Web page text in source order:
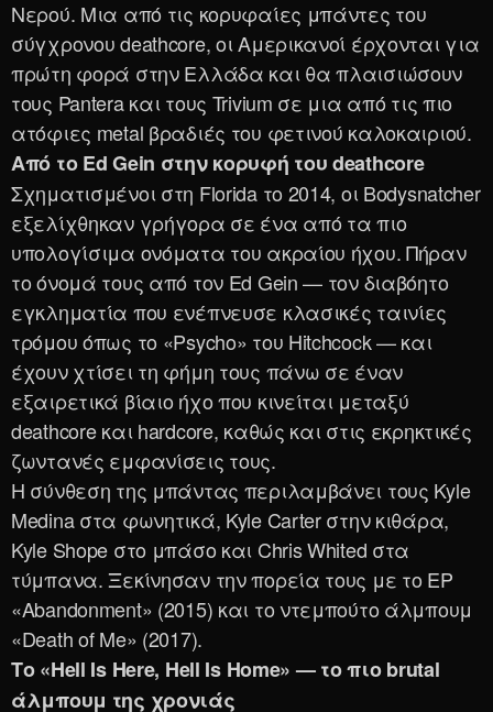
Νερού. Μια από τις κορυφαίες μπάντες του
σύγχρονου deathcore, οι Αμερικανοί έρχονται για
πρώτη φορά στην Ελλάδα και θα πλαισιώσουν
τους Pantera και τους Trivium σε μια από τις πιο
ατόφιες metal βραδιές του φετινού καλοκαιριού.
Από το Ed Gein στην κορυφή του deathcore
Σχηματισμένοι στη Florida το 2014, οι Bodysnatcher
εξελίχθηκαν γρήγορα σε ένα από τα πιο
υπολογίσιμα ονόματα του ακραίου ήχου. Πήραν
το όνομά τους από τον Ed Gein — τον διαβόητο
εγκληματία που ενέπνευσε κλασικές ταινίες
τρόμου όπως το «Psycho» του Hitchcock — και
έχουν χτίσει τη φήμη τους πάνω σε έναν
εξαιρετικά βίαιο ήχο που κινείται μεταξύ
deathcore και hardcore, καθώς και στις εκρηκτικές
ζωντανές εμφανίσεις τους.
Η σύνθεση της μπάντας περιλαμβάνει τους Kyle
Medina στα φωνητικά, Kyle Carter στην κιθάρα,
Kyle Shope στο μπάσο και Chris Whited στα
τύμπανα. Ξεκίνησαν την πορεία τους με το EP
«Abandonment» (2015) και το ντεμπούτο άλμπουμ
«Death of Me» (2017).
Το «Hell Is Here, Hell Is Home» — το πιο brutal
άλμπουμ της χρονιάς